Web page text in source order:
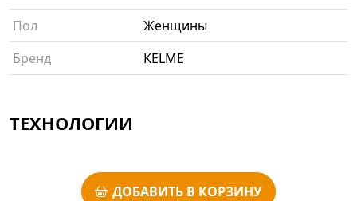
Пол
Женщины
Бренд
KELME
ТЕХНОЛОГИИ
ДОБАВИТЬ В КОРЗИНУ